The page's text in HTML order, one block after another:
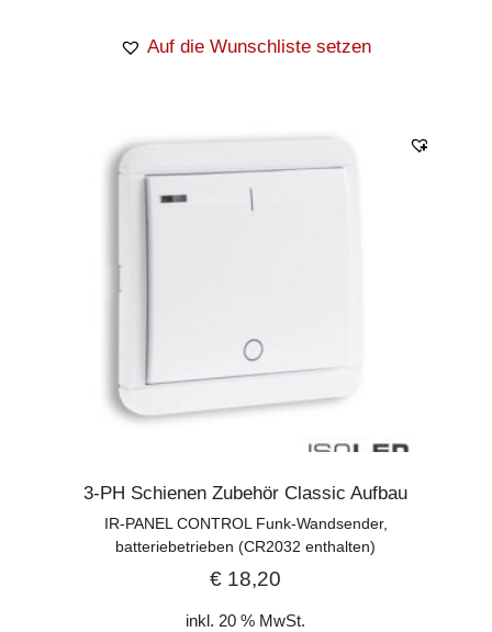
Auf die Wunschliste setzen
3-PH Schienen Zubehör Classic Aufbau
IR-PANEL CONTROL Funk-Wandsender,
batteriebetrieben (CR2032 enthalten)
€ 18,20
inkl. 20 % MwSt.